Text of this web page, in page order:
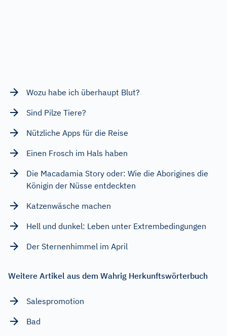
Wozu habe ich überhaupt Blut?
Sind Pilze Tiere?
Nützliche Apps für die Reise
Einen Frosch im Hals haben
Die Macadamia Story oder: Wie die Aborigines die
Königin der Nüsse entdeckten
Katzenwäsche machen
Hell und dunkel: Leben unter Extrembedingungen
Der Sternenhimmel im April
Weitere Artikel aus dem Wahrig Herkunftswörterbuch
Salespromotion
Bad